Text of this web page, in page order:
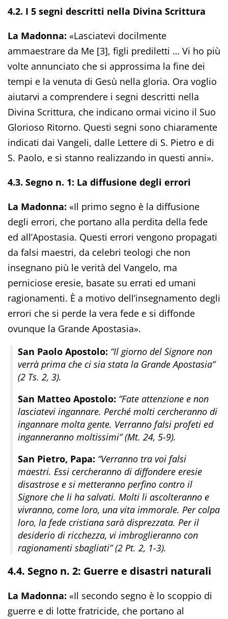
4.2. I 5 segni descritti nella Divina Scrittura
La Madonna: «Lasciatevi docilmente
ammaestrare da Me [3], figli prediletti … Vi ho più
volte annunciato che si approssima la fine dei
tempi e la venuta di Gesù nella gloria. Ora voglio
aiutarvi a comprendere i segni descritti nella
Divina Scrittura, che indicano ormai vicino il Suo
Glorioso Ritorno. Questi segni sono chiaramente
indicati dai Vangeli, dalle Lettere di S. Pietro e di
S. Paolo, e si stanno realizzando in questi anni».
4.3. Segno n. 1: La diffusione degli errori
La Madonna: «Il primo segno è la diffusione
degli errori, che portano alla perdita della fede
ed all’Apostasia. Questi errori vengono propagati
da falsi maestri, da celebri teologi che non
insegnano più le verità del Vangelo, ma
perniciose eresie, basate su errati ed umani
ragionamenti. È a motivo dell’insegnamento degli
errori che si perde la vera fede e si diffonde
ovunque la Grande Apostasia».
San Paolo Apostolo: “Il giorno del Signore non
verrà prima che ci sia stata la Grande Apostasia”
(2 Ts. 2, 3).
San Matteo Apostolo: “Fate attenzione e non
lasciatevi ingannare. Perché molti cercheranno di
ingannare molta gente. Verranno falsi profeti ed
inganneranno moltissimi” (Mt. 24, 5-9).
San Pietro, Papa: “Verranno tra voi falsi
maestri. Essi cercheranno di diffondere eresie
disastrose e si metteranno perfino contro il
Signore che li ha salvati. Molti li ascolteranno e
vivranno, come loro, una vita immorale. Per colpa
loro, la fede cristiana sarà disprezzata. Per il
desiderio di ricchezza, vi imbroglieranno con
ragionamenti sbagliati” (2 Pt. 2, 1-3).
4.4. Segno n. 2: Guerre e disastri naturali
La Madonna: «Il secondo segno è lo scoppio di
guerre e di lotte fratricide, che portano al